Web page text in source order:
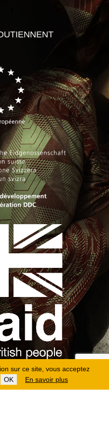
sur ce site, vous acceptez
OK En savoir plus